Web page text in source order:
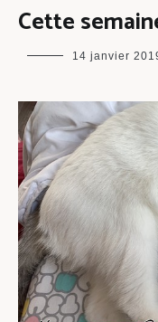
Cette
maman
14 janvier